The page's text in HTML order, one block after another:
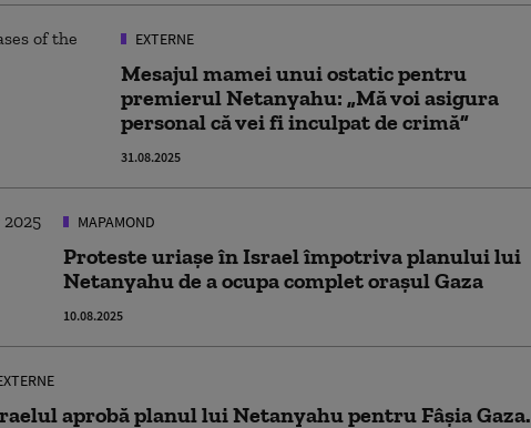
EXTERNE
Mesajul mamei unui ostatic pentru
premierul Netanyahu: „Mă voi asigura
personal că vei fi inculpat de crimă”
31.08.2025
MAPAMOND
Proteste uriașe în Israel împotriva planului lui
Netanyahu de a ocupa complet orașul Gaza
10.08.2025
aprobă planul lui Netanyahu pentru Fâșia Gaza.